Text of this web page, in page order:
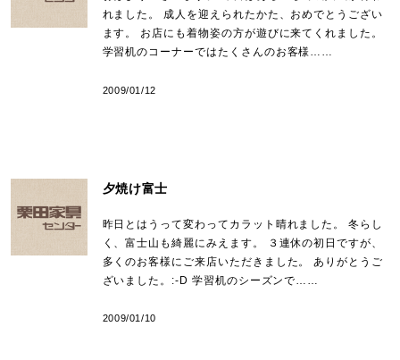
れました。 成人を迎えられたかた、おめでとうござい
ます。 お店にも着物姿の方が遊びに来てくれました。
学習机のコーナーではたくさんのお客様……
2009/01/12
夕焼け富士
昨日とはうって変わってカラット晴れました。 冬らし
く、富士山も綺麗にみえます。 ３連休の初日ですが、
多くのお客様にご来店いただきました。 ありがとうご
ざいました。:-D 学習机のシーズンで……
2009/01/10